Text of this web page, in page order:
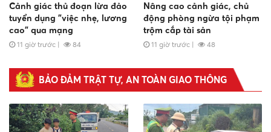
Cảnh giác thủ đoạn lừa đảo
tuyển dụng "việc nhẹ, lương
cao" qua mạng
11 giờ trước | 84
Nâng cao cảnh giác, chủ
động phòng ngừa tội phạm
trộm cắp tài sản
11 giờ trước| 48
BẢO ĐẢM TRẬT TỰ, AN TOÀN GIAO THÔNG